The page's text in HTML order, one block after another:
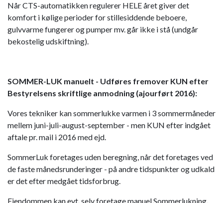
Når CTS-automatikken regulerer HELE året giver det
komfort i kølige perioder for stillesiddende beboere,
gulvvarme fungerer og pumper mv. går ikke i stå (undgår
bekostelig udskiftning).
SOMMER-LUK manuelt - Udføres fremover KUN efter
Bestyrelsens skriftlige anmodning (ajourført 2016):
Vores tekniker kan sommerlukke varmen i 3 sommermåneder
mellem juni-juli-august-september - men KUN efter indgået
aftale pr. mail i 2016 med ejd.
SommerLuk foretages uden beregning, når det foretages ved
de faste månedsrunderinger - på andre tidspunkter og udkald
er det efter medgået tidsforbrug.
Ejendommen kan evt. selv foretage manuel Sommerlukning,